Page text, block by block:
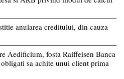
anularea creditului, din cauza
Aedificium, fosta Raiffeisen Banca
sa achite unui client prima